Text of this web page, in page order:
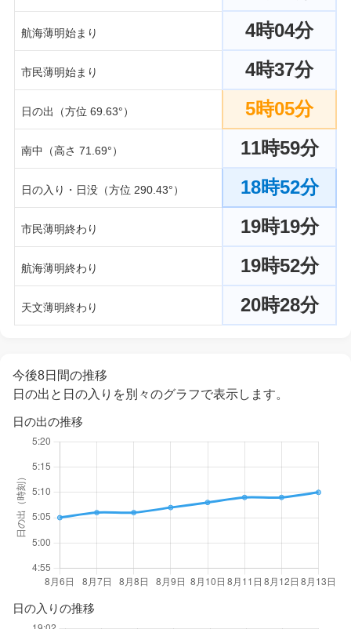
航海薄明始まり 4時04分
市民薄明始まり 4時37分
日の出（方位 69.63°） 5時05分
南中（高さ 71.69°） 11時59分
日の入り・日没（方位 290.43°） 18時52分
市民薄明終わり 19時19分
航海薄明終わり 19時52分
天文薄明終わり 20時28分
今後8日間の推移
日の出と日の入りを別々のグラフで表示します。
日の出の推移
日の入りの推移